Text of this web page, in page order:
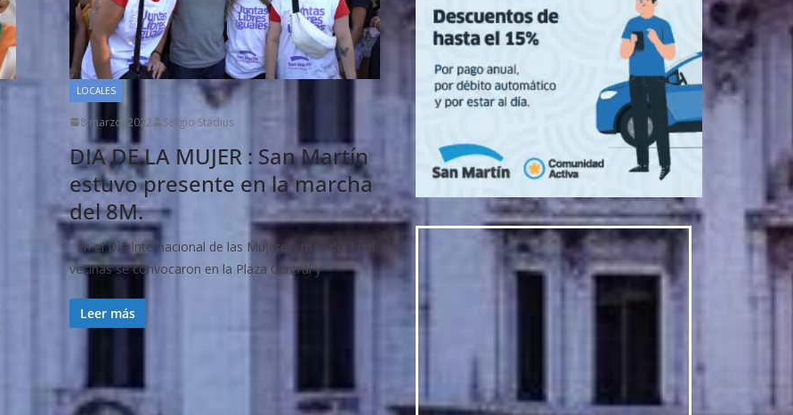
LOCALES
8 marzo, 2022 Sergio Stadius
DIA DE LA MUJER : San Martín
estuvo presente en la marcha
del 8M.
En el Día Internacional de las Mujeres, más de 2 mil
vecinas se convocaron en la Plaza Central y
Leer más